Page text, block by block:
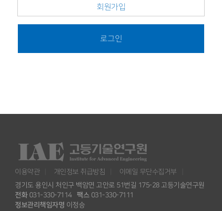
회원가입
로그인
이용약관 개인정보 취급방침
이메일 무단수집거부
경기도 용인시 처인구 백암면 고안로 51번길 175-28 고등기술연구원
전화031-330-7114 팩스031-330-7111
정보관리책임자명 이정승